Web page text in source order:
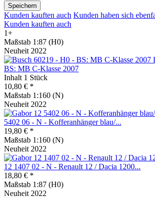
Speichern
Kunden kauften auch Kunden haben sich
Kunden kauften auch
1+
Maßstab 1:87 (H0)
Neuheit 2022
BS: MB C-Klasse 2007
Inhalt 1 Stück
10,80 € *
Maßstab 1:160 (N)
Neuheit 2022
5402 06 - N - Kofferanhänger blau/...
19,80 € *
Maßstab 1:160 (N)
Neuheit 2022
12 1407 02 - N - Renault 12 / Dacia 1200...
18,80 € *
Maßstab 1:87 (H0)
Neuheit 2022